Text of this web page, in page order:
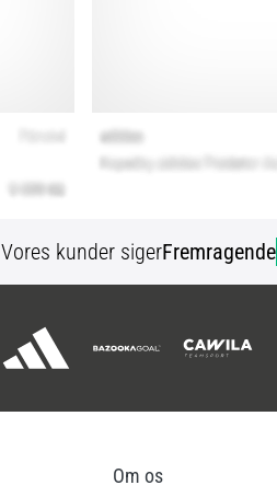
Vores kunder sigerFremragende
Om os